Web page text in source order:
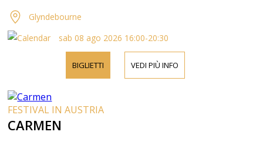
Glyndebourne
sab 08 ago 2026 16:00-20:30
BIGLIETTI VEDI PIÙ INFO
FESTIVAL IN AUSTRIA
CARMEN